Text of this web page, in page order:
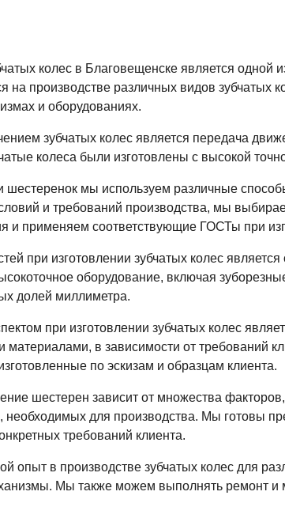
колес в Благовещенске является
на производстве различных видов зубчатых
и оборудованиях.
зубчатых колес является передача
колеса были изготовлены с высокой
шестеренок мы используем различные
и требований производства, мы
и применяем соответствующие ГОСТы при
при изготовлении зубчатых колес
оборудование, включая
долей миллиметра.
при изготовлении зубчатых колес
материалами, в зависимости от требований
по эскизам и образцам клиента.
шестерен зависит от множества
необходимых для производства. Мы готовы
требований клиента.
опыт в производстве зубчатых колес для
Мы также можем выполнять ремонт